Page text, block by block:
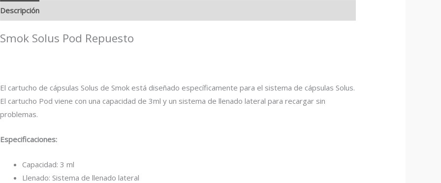
Descripción
Smok Solus Pod Repuesto
El cartucho de cápsulas Solus de Smok está diseñado específicamente para el sistema de cápsulas Solus.
El cartucho Pod viene con una capacidad de 3ml y un sistema de llenado lateral para recargar sin
problemas.
Especificaciones:
Capacidad: 3 ml
Llenado: Sistema de llenado lateral